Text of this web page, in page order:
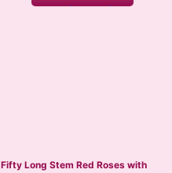
Fifty Long Stem Red Roses with